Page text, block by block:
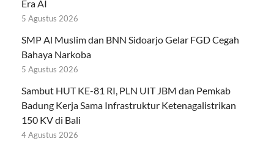
Era AI
5 Agustus 2026
SMP Al Muslim dan BNN Sidoarjo Gelar FGD Cegah
Bahaya Narkoba
5 Agustus 2026
Sambut HUT KE-81 RI, PLN UIT JBM dan Pemkab
Badung Kerja Sama Infrastruktur Ketenagalistrikan
150 KV di Bali
4 Agustus 2026